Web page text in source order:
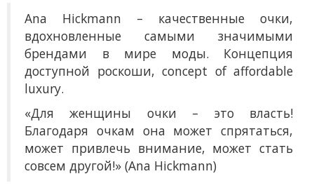
Ana Hickmann – качественные очки,
вдохновленные самыми значимыми
брендами в мире моды. Концепция
доступной роскоши, concept of affordable
luxury.
«Для женщины очки – это власть!
Благодаря очкам она может спрятаться,
может привлечь внимание, может стать
совсем другой!» (Ana Hickmann)